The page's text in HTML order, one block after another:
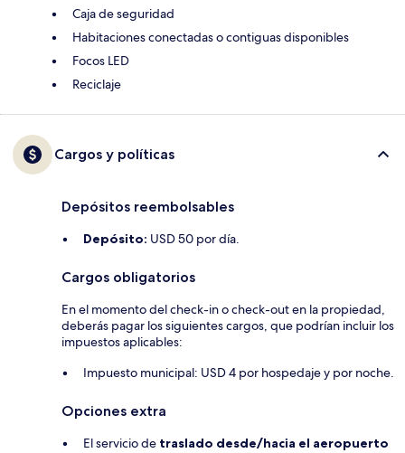
Caja de seguridad
Habitaciones conectadas o contiguas disponibles
Focos LED
Reciclaje
Cargos y políticas
Depósitos reembolsables
Depósito: USD 50 por día.
Cargos obligatorios
En el momento del check-in o check-out en la propiedad,
deberás pagar los siguientes cargos, que podrían incluir los
impuestos aplicables:
Impuesto municipal: USD 4 por hospedaje y por noche.
Opciones extra
El servicio de traslado desde/hacia el aeropuerto